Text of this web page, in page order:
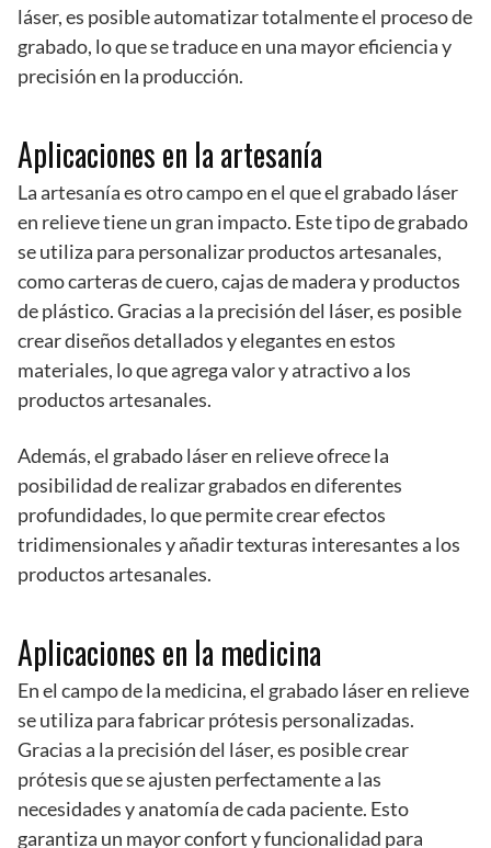
láser, es posible automatizar totalmente el proceso de
grabado, lo que se traduce en una mayor eficiencia y
precisión en la producción.
Aplicaciones en la artesanía
La artesanía es otro campo en el que el grabado láser
en relieve tiene un gran impacto. Este tipo de grabado
se utiliza para personalizar productos artesanales,
como carteras de cuero, cajas de madera y productos
de plástico. Gracias a la precisión del láser, es posible
crear diseños detallados y elegantes en estos
materiales, lo que agrega valor y atractivo a los
productos artesanales.
Además, el grabado láser en relieve ofrece la
posibilidad de realizar grabados en diferentes
profundidades, lo que permite crear efectos
tridimensionales y añadir texturas interesantes a los
productos artesanales.
Aplicaciones en la medicina
En el campo de la medicina, el grabado láser en relieve
se utiliza para fabricar prótesis personalizadas.
Gracias a la precisión del láser, es posible crear
prótesis que se ajusten perfectamente a las
necesidades y anatomía de cada paciente. Esto
garantiza un mayor confort y funcionalidad para